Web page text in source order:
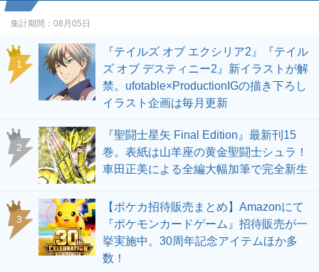
集計期間： 08月05日
1
『テイルズ オブ エクシリア2』『テイル
ズ オブ デスティニー2』新イラストが解
禁。ufotable×ProductionIGの描き下ろし
イラスト企画は毎月更新
2
『聖闘士星矢 Final Edition』最新刊15
巻。表紙は山羊座の黄金聖闘士シュラ！
車田正美による全編大幅加筆で完全新生
3
【ポケカ招待販売まとめ】Amazonにて
『ポケモンカードゲーム』招待販売が一
挙実施中。30周年記念アイテムほか多
数！